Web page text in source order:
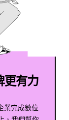
更有力
業完成數位